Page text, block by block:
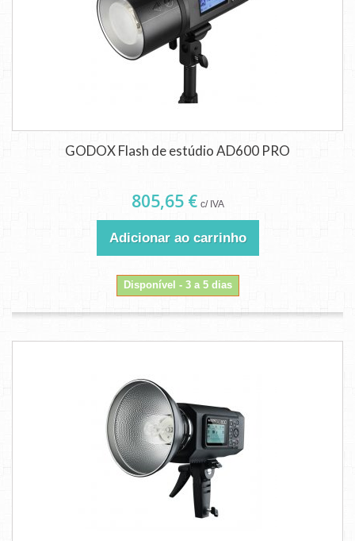
GODOX Flash de estúdio AD600 PRO
805,65 € c/ IVA
Adicionar ao carrinho
Disponível - 3 a 5 dias